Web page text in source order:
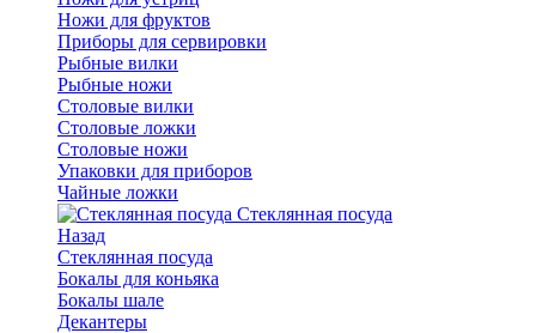
Ножи для фруктов
Приборы для сервировки
Рыбные вилки
Рыбные ножи
Столовые вилки
Столовые ложки
Столовые ножи
Упаковки для приборов
Чайные ложки
Стеклянная посуда
Назад
Стеклянная посуда
Бокалы для коньяка
Бокалы шале
Декантеры